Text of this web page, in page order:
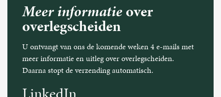
Meer informatieover
overlegscheiden
U ontvangt van ons de komende weken 4 e-mails met
meer informatie en uitleg over overlegscheiden.
Daarna stopt de verzending automatisch.